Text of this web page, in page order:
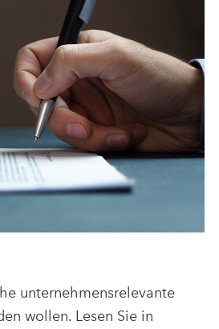
unternehmensrelevante
wollen. Lesen Sie in